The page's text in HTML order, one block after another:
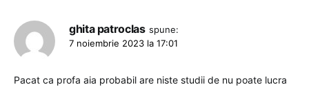
ghita patroclas spune:
7 noiembrie 2023 la 17:01
Pacat ca profa aia probabil are niste studii de nu poate lucra